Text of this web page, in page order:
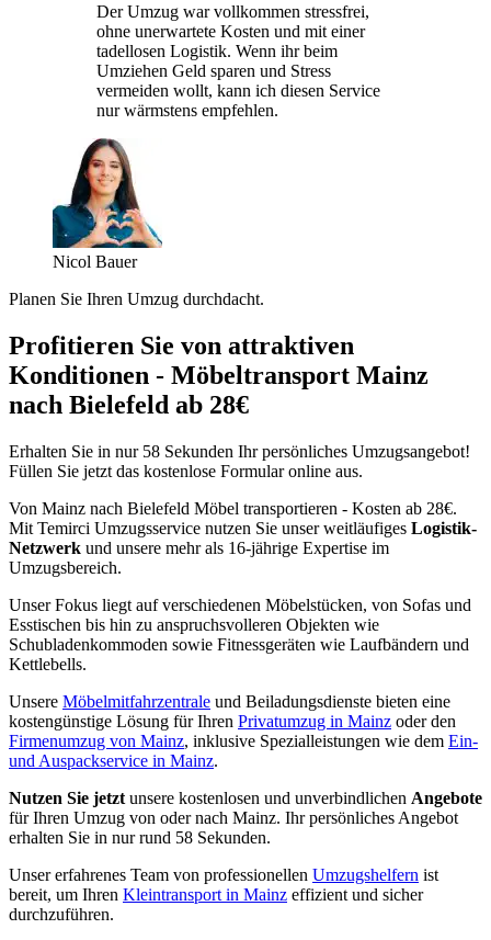
Der Umzug war vollkommen stressfrei,
ohne unerwartete Kosten und mit einer
tadellosen Logistik. Wenn ihr beim
Umziehen Geld sparen und Stress
vermeiden wollt, kann ich diesen Service
nur wärmstens empfehlen.
Nicol Bauer
Planen Sie Ihren Umzug durchdacht.
Profitieren Sie von attraktiven
Konditionen - Möbeltransport Mainz
nach Bielefeld ab 28€
Erhalten Sie in nur 58 Sekunden Ihr persönliches Umzugsangebot!
Füllen Sie jetzt das kostenlose Formular online aus.
Von Mainz nach Bielefeld Möbel transportieren - Kosten ab 28€.
Mit Temirci Umzugsservice nutzen Sie unser weitläufiges Logistik-
Netzwerk und unsere mehr als 16-jährige Expertise im
Umzugsbereich.
Unser Fokus liegt auf verschiedenen Möbelstücken, von Sofas und
Esstischen bis hin zu anspruchsvolleren Objekten wie
Schubladenkommoden sowie Fitnessgeräten wie Laufbändern und
Kettlebells.
Unsere Möbelmitfahrzentrale und Beiladungsdienste bieten eine
kostengünstige Lösung für Ihren Privatumzug in Mainz oder den
Firmenumzug von Mainz, inklusive Spezialleistungen wie dem Ein-
und Auspackservice in Mainz.
Nutzen Sie jetzt unsere kostenlosen und unverbindlichen Angebote
für Ihren Umzug von oder nach Mainz. Ihr persönliches Angebot
erhalten Sie in nur rund 58 Sekunden.
Unser erfahrenes Team von professionellen Umzugshelfern ist
bereit, um Ihren Kleintransport in Mainz effizient und sicher
durchzuführen.